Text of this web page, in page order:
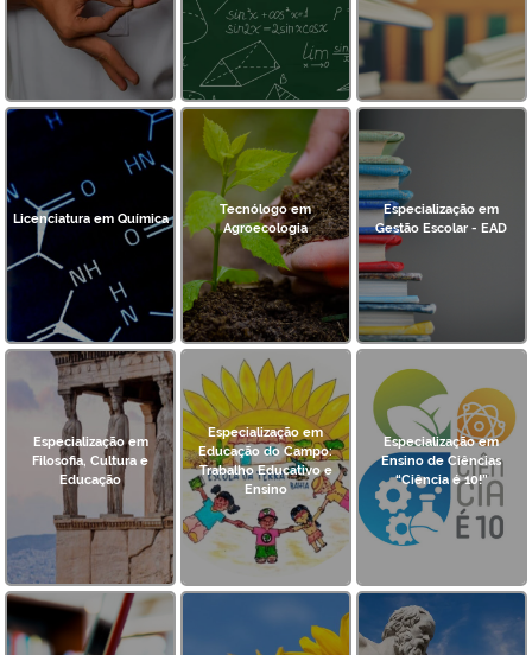
Licenciatura em Química
Tecnólogo em
Agroecologia
Especialização em
Gestão Escolar - EAD
Especialização em
Filosofia, Cultura e
Educação
Especialização em
Educação do Campo:
Trabalho Educativo e
Ensino
Especialização em
Ensino de Ciências
“Ciência é 10!”